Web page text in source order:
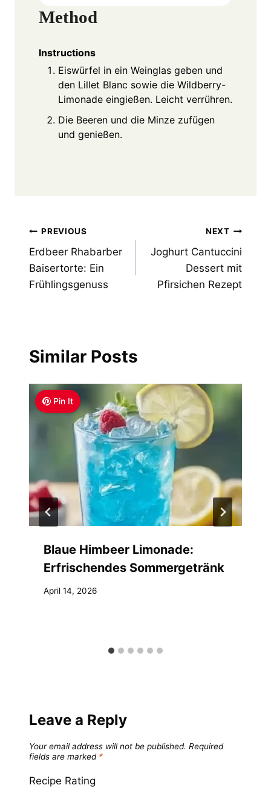
Method
Instructions
Eiswürfel in ein Weinglas geben und
den Lillet Blanc sowie die Wildberry-
Limonade eingießen. Leicht verrühren.
Die Beeren und die Minze zufügen
und genießen.
Post
navigation
PREVIOUS
Erdbeer Rhabarber
Baisertorte: Ein
Frühlingsgenuss
NEXT
Joghurt Cantuccini
Dessert mit
Pfirsichen Rezept
Similar Posts
Pin It
Blaue Himbeer Limonade:
Erfrischendes Sommergetränk
April 14, 2026
Leave a Reply
Your email address will not be published. Required
fields are marked *
Recipe Rating